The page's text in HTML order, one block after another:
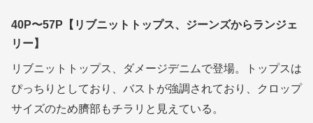
40P〜57P【リブニットトップス、ジーンズからランジェ
リー】
リブニットトップス、ダメージデニムで登場。トップスは
ぴっちりとしており、バストが強調されており、クロップ
サイズのため臍部もチラリと見えている。